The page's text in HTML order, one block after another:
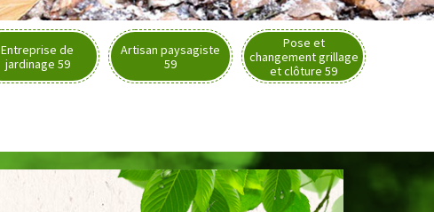
Entreprise de
jardinage 59
Artisan paysagiste
59
Pose et
changement grillage
et clôture 59